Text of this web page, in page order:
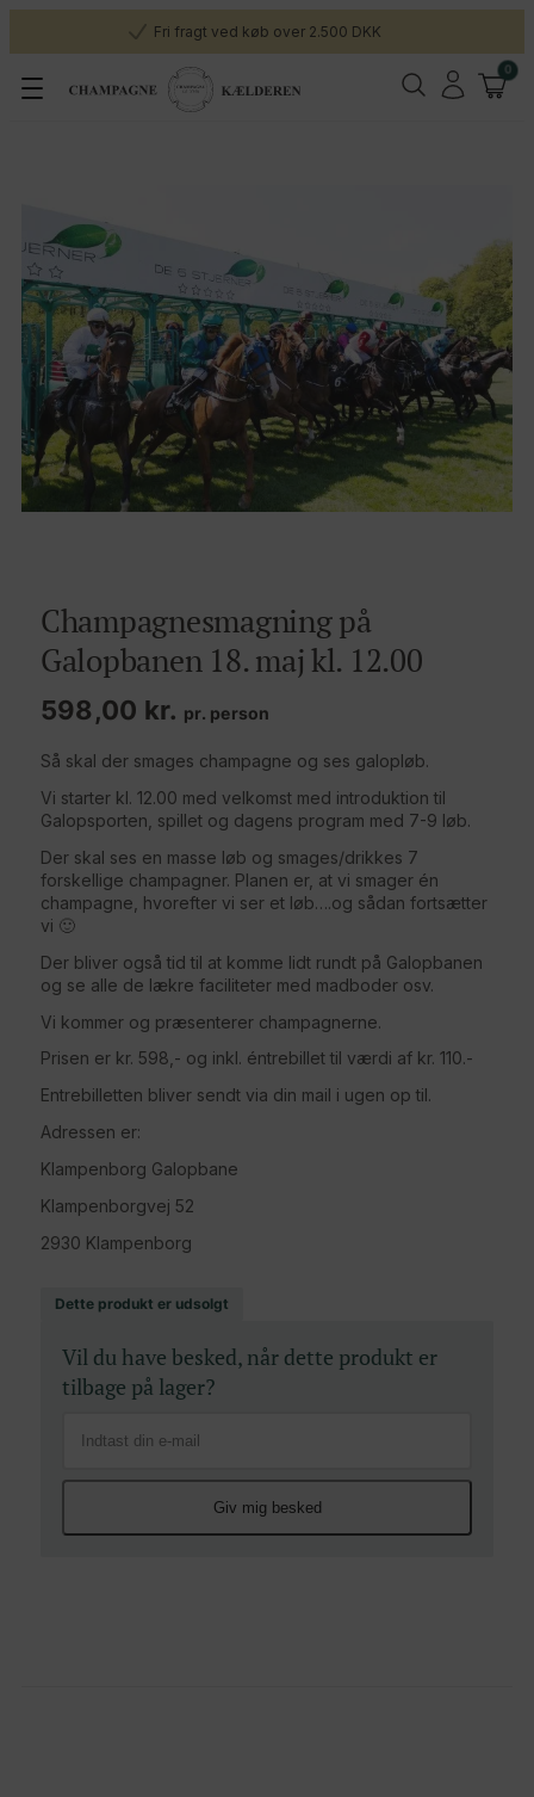
Fri fragt ved køb over 2.500 DKK
0
Champagnesmagning på
Galopbanen 18. maj kl. 12.00
598,00 kr. pr. person
Så skal der smages champagne og ses galopløb.
Vi starter kl. 12.00 med velkomst med introduktion til
Galopsporten, spillet og dagens program med 7-9 løb.
Der skal ses en masse løb og smages/drikkes 7
forskellige champagner. Planen er, at vi smager én
champagne, hvorefter vi ser et løb….og sådan fortsætter
vi 🙂
Der bliver også tid til at komme lidt rundt på Galopbanen
og se alle de lækre faciliteter med madboder osv.
Vi kommer og præsenterer champagnerne.
Prisen er kr. 598,- og inkl. éntrebillet til værdi af kr. 110.-
Entrebilletten bliver sendt via din mail i ugen op til.
Adressen er:
Klampenborg Galopbane
Klampenborgvej 52
2930 Klampenborg
Dette produkt er udsolgt
Vil du have besked, når dette produkt er
tilbage på lager?
Giv mig besked